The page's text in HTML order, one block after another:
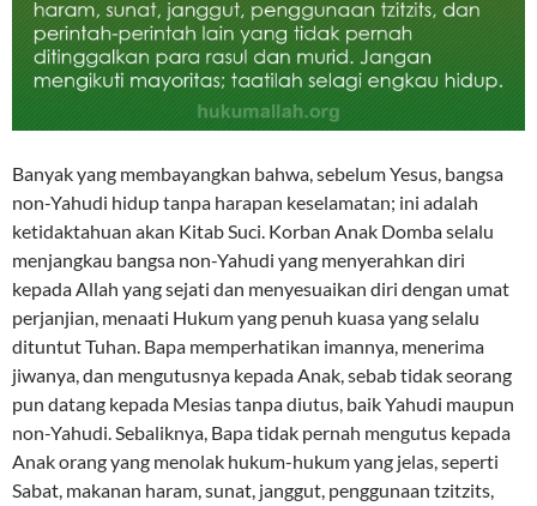
Banyak yang membayangkan bahwa, sebelum Yesus, bangsa
non-Yahudi hidup tanpa harapan keselamatan; ini adalah
ketidaktahuan akan Kitab Suci. Korban Anak Domba selalu
menjangkau bangsa non-Yahudi yang menyerahkan diri
kepada Allah yang sejati dan menyesuaikan diri dengan umat
perjanjian, menaati Hukum yang penuh kuasa yang selalu
dituntut Tuhan. Bapa memperhatikan imannya, menerima
jiwanya, dan mengutusnya kepada Anak, sebab tidak seorang
pun datang kepada Mesias tanpa diutus, baik Yahudi maupun
non-Yahudi. Sebaliknya, Bapa tidak pernah mengutus kepada
Anak orang yang menolak hukum-hukum yang jelas, seperti
Sabat, makanan haram, sunat, janggut, penggunaan tzitzits,